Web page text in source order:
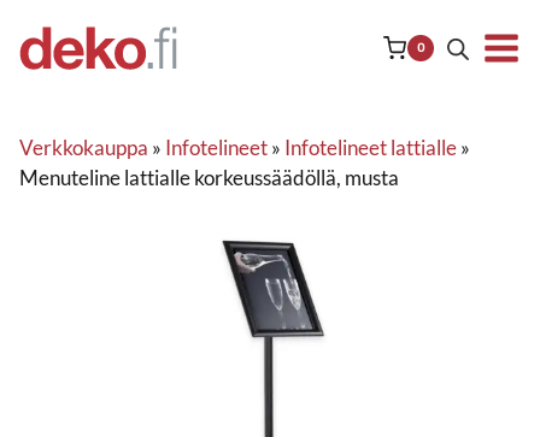
sisältöön
0
Verkkokauppa » Infotelineet» Infotelineet lattialle»
Menuteline lattialle korkeussäädöllä, musta